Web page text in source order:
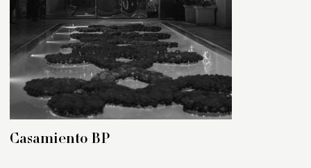
Casamiento BP